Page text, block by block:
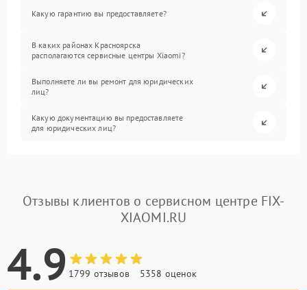
Какую гарантию вы предоставляете?
В каких районах Красноярска
располагаются сервисные центры Xiaomi?
Выполняете ли вы ремонт для юридических
лиц?
Какую документацию вы предоставляете
для юридических лиц?
Отзывы клиентов о сервисном центре FIX-
XIAOMI.RU
4.9 1799 отзывов 5358 оценок